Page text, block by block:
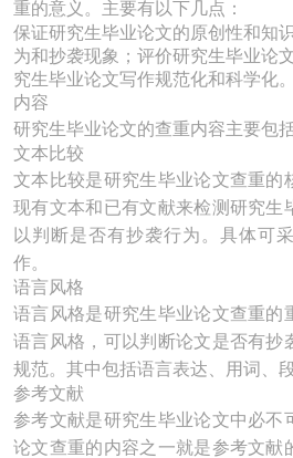
重的意义。主要有以下几点：
保证研究生毕业论文的原创性和知
为和抄袭现象；评价研究生毕业论
究生毕业论文写作规范化和科学化
内容
研究生毕业论文的查重内容主要包
文本比较
文本比较是研究生毕业论文查重的
现有文本和已有文献来检测研究生
以判断是否有抄袭行为。具体可
作。
语言风格
语言风格是研究生毕业论文查重的
语言风格，可以判断论文是否有抄
规范。其中包括语言表达、用词、
参考文献
参考文献是研究生毕业论文中必不
论文查重的内容之一就是参考文献